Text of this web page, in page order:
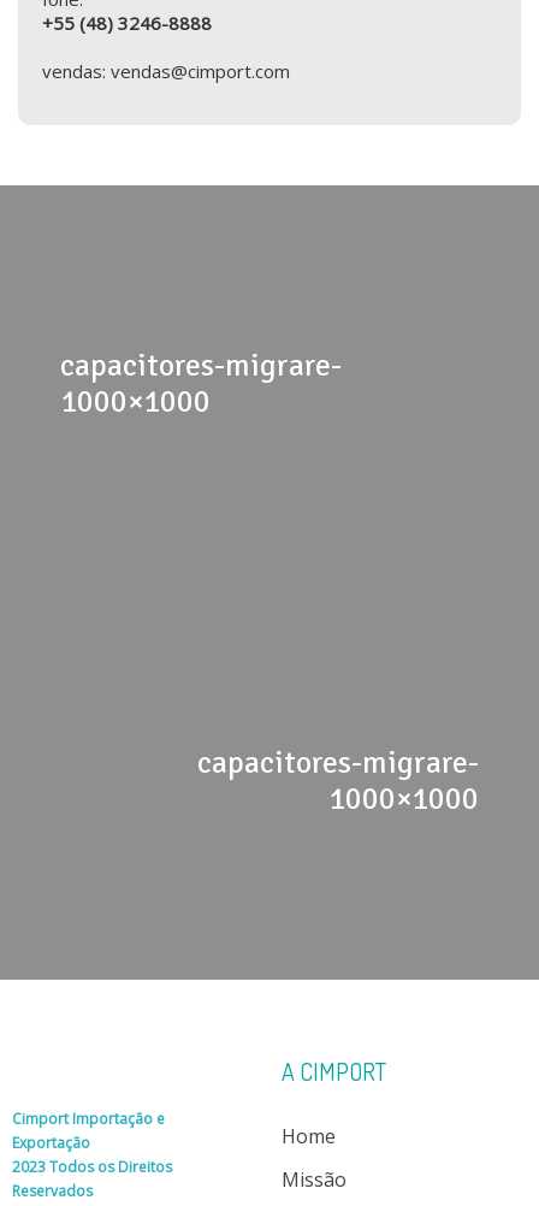
+55 (48) 3246-8888
vendas: vendas@cimport.com
capacitores-migrare-
1000×1000
capacitores-migrare-
1000×1000
Cimport Importação e
Exportação
2023 Todos os Direitos
Reservados
A CIMPORT
Home
Missão